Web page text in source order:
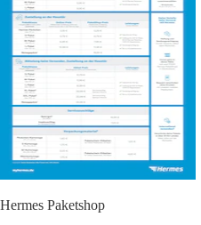
Hermes Paketshop